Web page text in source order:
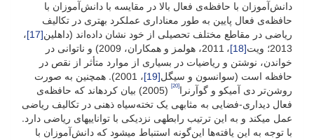
دانش‌آموزان با حافظه‌ی فعال بالا در مقایسه با دانش‌آموزان با
حافظه‌ی فعال پایین به طور معناداری عملکرد بهتری در تکالیف
ریاضی در مقاطع مختلف تحصیلی از خود نشان داده‌اند (داهلین[17]
،
2013؛ ویت
[18]
، 2011، هولمز و همکاران، 2009) و ناتوانی در
خواندن، نوشتن و ریاضیات در بسیاری از موارد متأثر از نقص در
حافظه است (سوانسون و سیگل[19]
، 2001). همچنین به صورت
روشن‌تر دی آمیکو و گوآرنرا[20]
(2005) بیان کرده­اند که حافظه‌ی
فعال دیداری-فضایی به مثابه­ی یک تخته‌سیاه ذهنی در تکالیف ریاضی
عمل می­کند و به این ترتیب رابطه­ی نزدیکی با توانایی­های ریاضی دارد.
با توجه به این یافته‌ها این‌گونه استنباط می­شود که دانش‌آموزان با